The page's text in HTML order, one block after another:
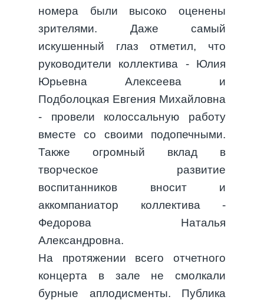
номера были высоко оценены
зрителями. Даже самый
искушенный глаз отметил, что
руководители коллектива - Юлия
Юрьевна Алексеева и
Подболоцкая Евгения Михайловна
- провели колоссальную работу
вместе со своими подопечными.
Также огромный вклад в
творческое развитие
воспитанников вносит и
аккомпаниатор коллектива -
Федорова Наталья
Александровна.
На протяжении всего отчетного
концерта в зале не смолкали
бурные аплодисменты. Публика